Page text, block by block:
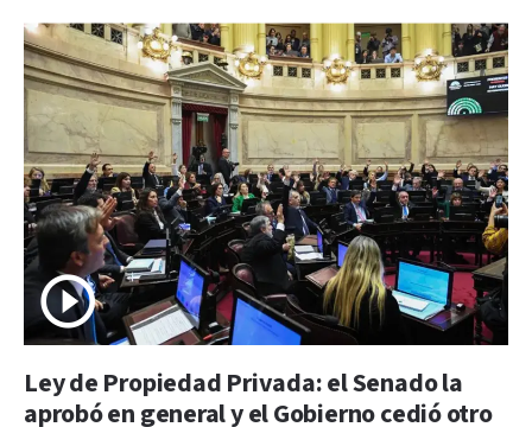
Ley de Propiedad Privada: el Senado la
aprobó en general y el Gobierno cedió otro